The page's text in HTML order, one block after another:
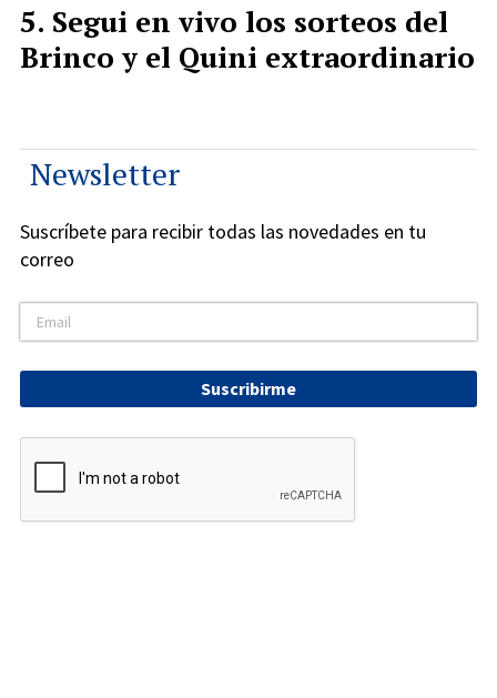
Segui en vivo los sorteos del
Brinco y el Quini extraordinario
Newsletter
Suscríbete para recibir todas las novedades en tu
correo
Suscribirme